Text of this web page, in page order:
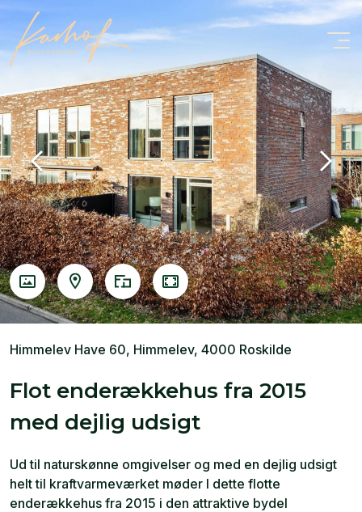
Himmelev Have 60, Himmelev, 4000 Roskilde
Flot enderækkehus fra 2015
med dejlig udsigt
Ud til naturskønne omgivelser og med en dejlig udsigt
helt til kraftvarmeværket møder I dette flotte
enderækkehus fra 2015 i den attraktive bydel